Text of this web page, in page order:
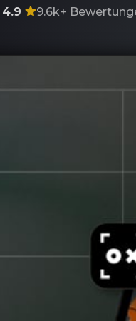
4.9 9.6k+